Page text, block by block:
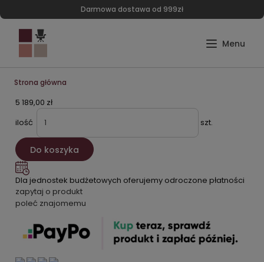
Darmowa dostawa od 999zł
Strona główna
5 189,00 zł
ilość
szt.
Do koszyka
Dla jednostek budżetowych oferujemy odroczone płatności
zapytaj o produkt
poleć znajomemu